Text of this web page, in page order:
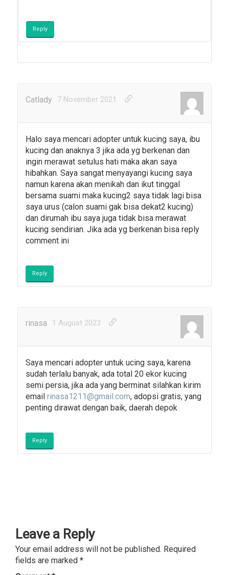
Reply
Catlady 7 November 2021
Halo saya mencari adopter untuk kucing saya, ibu
kucing dan anaknya 3 jika ada yg berkenan dan
ingin merawat setulus hati maka akan saya
hibahkan. Saya sangat menyayangi kucing saya
namun karena akan menikah dan ikut tinggal
bersama suami maka kucing2 saya tidak lagi bisa
saya urus (calon suami gak bisa dekat2 kucing)
dan dirumah ibu saya juga tidak bisa merawat
kucing sendirian. Jika ada yg berkenan bisa reply
comment ini
Reply
rinasa 1 August 2023
Saya mencari adopter untuk ucing saya, karena
sudah terlalu banyak, ada total 20 ekor kucing
semi persia, jika ada yang berminat silahkan kirim
email rinasa1211@gmail.com, adopsi gratis, yang
penting dirawat dengan baik, daerah depok
Reply
Leave a Reply
Your email address will not be published. Required
fields are marked *